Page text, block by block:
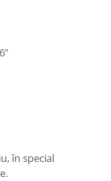
în special